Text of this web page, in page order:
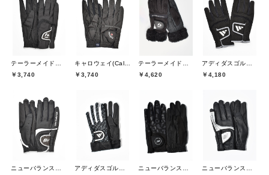
テーラーメイドゴルフ(TaylorMade Golf)
￥3,740
キャロウェイ(Callaway)
￥3,740
テーラーメイドゴルフ(TaylorMade Golf)
￥4,620
アディダスゴルフ(adidas golf)
￥4,180
ニューバランスゴルフ(New Balance Golf)
アディダスゴルフ(adidas golf)
ニューバランスゴルフ(New Balance Golf)
ニューバランスゴルフ(New Balance Golf)